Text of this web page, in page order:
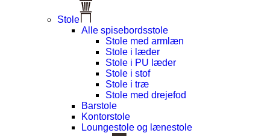
Stole
Alle spisebordsstole
Stole med armlæn
Stole i læder
Stole i PU læder
Stole i stof
Stole i træ
Stole med drejefod
Barstole
Kontorstole
Loungestole og lænestole